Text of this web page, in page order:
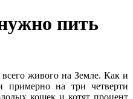
пить
живого на Земле. Как и
примерно на три четверти
кошек и котят процент